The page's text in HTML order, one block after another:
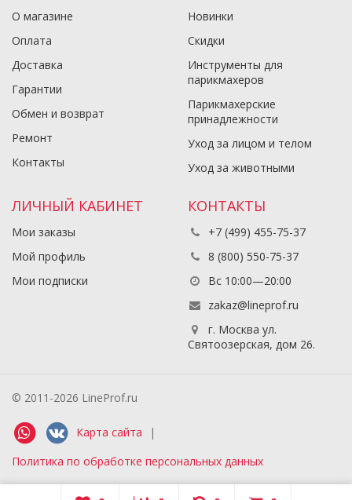
О магазине
Оплата
Доставка
Гарантии
Обмен и возврат
Ремонт
Контакты
Новинки
Скидки
Инструменты для
парикмахеров
Парикмахерские
принадлежности
Уход за лицом и телом
Уход за животными
ЛИЧНЫЙ КАБИНЕТ
Мои заказы
Мой профиль
Мои подписки
КОНТАКТЫ
+7 (499) 455-75-37
8 (800) 550-75-37
Вс 10:00—20:00
zakaz@lineprof.ru
г. Москва ул.
Святоозерская, дом 26.
© 2011-2026 LineProf.ru
Карта сайта
|
Политика по обработке персональных данных